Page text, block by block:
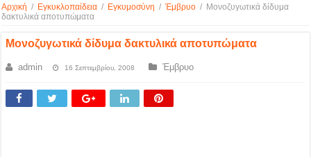
Αρχική / Εγκυκλοπαίδεια / Εγκυμοσύνη / Έμβρυο / Μονοζυγωτικά δίδυμα
δακτυλικά αποτυπώματα
Μονοζυγωτικά δίδυμα δακτυλικά αποτυπώματα
admin 16 Σεπτεμβρίου, 2008 Έμβρυο